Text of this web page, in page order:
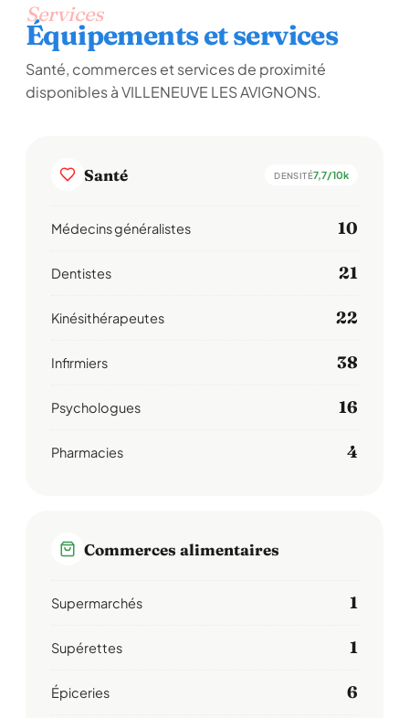
Services
Équipements et services
Santé, commerces et services de proximité
disponibles à VILLENEUVE LES AVIGNONS.
Santé DENSITÉ7,7/10k
Médecins généralistes 10
Dentistes 21
Kinésithérapeutes 22
Infirmiers 38
Psychologues 16
Pharmacies 4
Commerces alimentaires
Supermarchés 1
Supérettes 1
Épiceries 6